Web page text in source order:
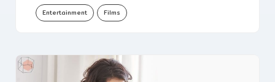
Entertainment Films